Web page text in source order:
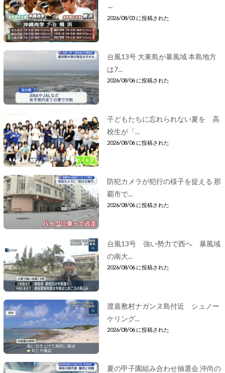
～
2026/08/03 に投稿された
台風13号 大東島が暴風域 本島地方
は7...
2026/08/06 に投稿された
子どもたちに忘れられない夏を 高
校生が「...
2026/08/06 に投稿された
防犯カメラが犯行の様子を捉える 那
覇市で...
2026/08/06 に投稿された
台風13号 強い勢力で西へ 暴風域
の南大...
2026/08/06 に投稿された
渡嘉敷村ナガンヌ島付近 シュノー
ケリング...
2026/08/06 に投稿された
夏の甲子園組み合わせ抽選会 沖尚の